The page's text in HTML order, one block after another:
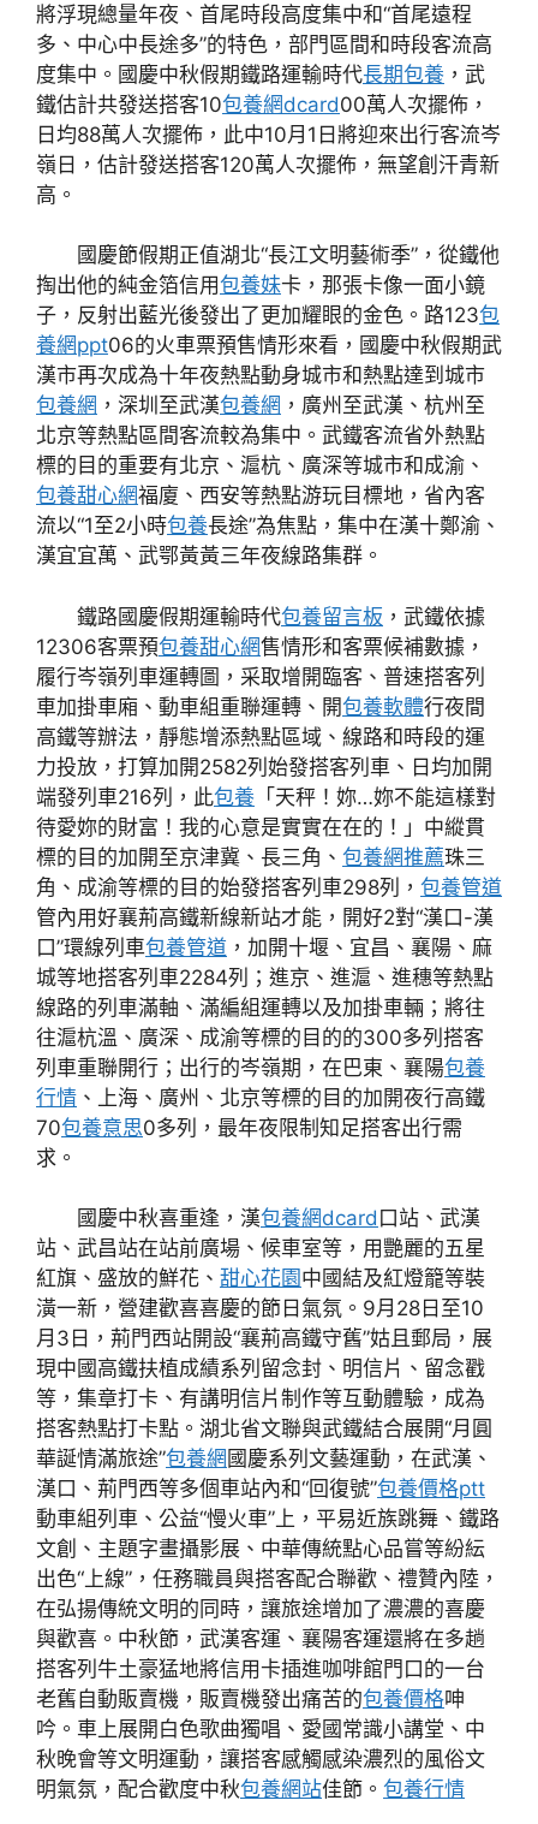
將浮現總量年夜、首尾時段高度集中和“首尾遠程
多、中心中長途多”的特色，部門區間和時段客流高
度集中。國慶中秋假期鐵路運輸時代長期包養 ，武
鐵估計共發送搭客10包養網dcard00萬人次擺佈，
日均88萬人次擺佈，此中10月1日將迎來出行客流岑
嶺日，估計發送搭客120萬人次擺佈，無望創汗青新
高。
國慶節假期正值湖北“長江文明藝術季”，從鐵他
掏出他的純金箔信用包養妹卡，那張卡像一面小鏡
子，反射出藍光後發出了更加耀眼的金色。路123包
養網ppt06的火車票預售情形來看，國慶中秋假期武
漢市再次成為十年夜熱點動身城市和熱點達到城市
包養網 ，深圳至武漢包養網 ，廣州至武漢、杭州至
北京等熱點區間客流較為集中。武鐵客流省外熱點
標的目的重要有北京、滬杭、廣深等城市和成渝、
包養甜心網福廈、西安等熱點游玩目標地，省內客
流以“1至2小時包養長途”為焦點，集中在漢十鄭渝、
漢宜宜萬、武鄂黃黃三年夜線路集群。
鐵路國慶假期運輸時代包養留言板 ，武鐵依據
12306客票預包養甜心網售情形和客票候補數據，
履行岑嶺列車運轉圖，采取增開臨客、普速搭客列
車加掛車廂、動車組重聯運轉、開包養軟體行夜間
高鐵等辦法，靜態增添熱點區域、線路和時段的運
力投放，打算加開2582列始發搭客列車、日均加開
端發列車216列，此包養 「天秤！妳…妳不能這樣對
待愛妳的財富！我的心意是實實在在的！」中縱貫
標的目的加開至京津冀、長三角、 包養網推薦珠三
角、成渝等標的目的始發搭客列車298列， 包養管道
管內用好襄荊高鐵新線新站才能，開好2對“漢口-漢
口”環線列車包養管道 ，加開十堰、宜昌、襄陽、麻
城等地搭客列車2284列；進京、進滬、進穗等熱點
線路的列車滿軸、滿編組運轉以及加掛車輛；將往
往滬杭溫、廣深、成渝等標的目的的300多列搭客
列車重聯開行；出行的岑嶺期，在巴東、襄陽包養
行情 、上海、廣州、北京等標的目的加開夜行高鐵
70包養意思0多列，最年夜限制知足搭客出行需
求。
國慶中秋喜重逢，漢包養網dcard 口站、武漢
站、武昌站在站前廣場、候車室等，用艷麗的五星
紅旗、盛放的鮮花、 甜心花園 中國結及紅燈籠等裝
潢一新，營建歡喜喜慶的節日氣氛。9月28日至10
月3日，荊門西站開設“襄荊高鐵守舊”姑且郵局，展
現中國高鐵扶植成績系列留念封、明信片、留念戳
等，集章打卡、有講明信片制作等互動體驗，成為
搭客熱點打卡點。湖北省文聯與武鐵結合展開“月圓
華誕情滿旅途”包養網 國慶系列文藝運動，在武漢、
漢口、荊門西等多個車站內和“回復號”包養價格ptt
動車組列車、公益“慢火車”上，平易近族跳舞、鐵路
文創、主題字畫攝影展、中華傳統點心品嘗等紛紜
出色“上線”，任務職員與搭客配合聯歡、禮贊內陸，
在弘揚傳統文明的同時，讓旅途增加了濃濃的喜慶
與歡喜。中秋節，武漢客運、襄陽客運還將在多趟
搭客列牛土豪猛地將信用卡插進咖啡館門口的一台
老舊自動販賣機，販賣機發出痛苦的包養價格呻
吟。車上展開白色歌曲獨唱、愛國常識小講堂、中
秋晚會等文明運動，讓搭客感觸感染濃烈的風俗文
明氣氛，配合歡度中秋包養網站佳節。 包養行情